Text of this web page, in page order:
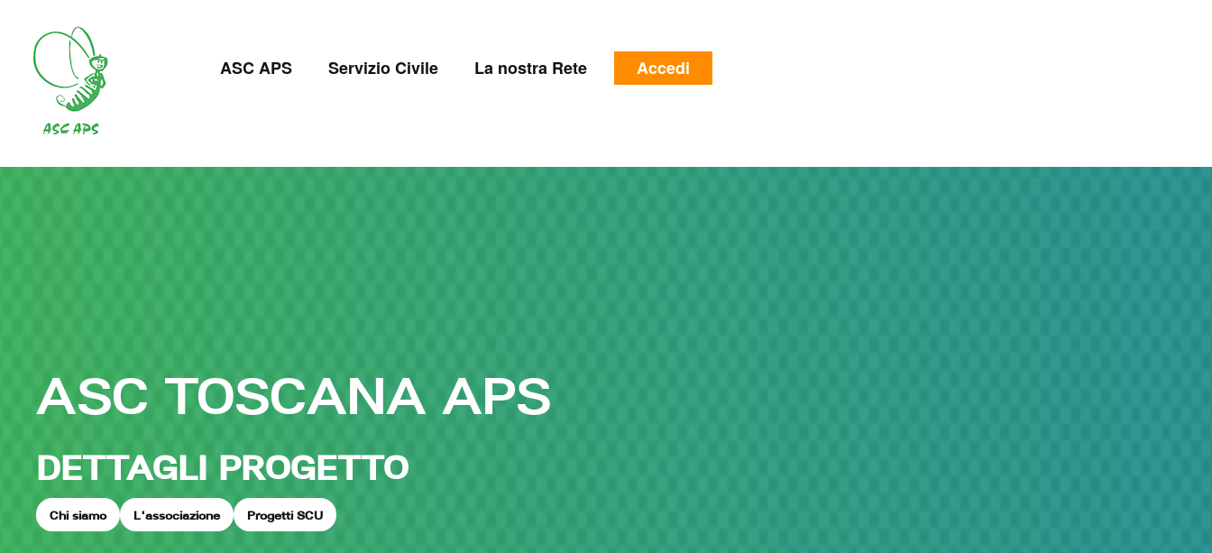
contenuto
principale
Navigazione
ASC APS Servizio Civile La nostra Rete
Menu
utente
Accedi
ASC TOSCANA APS
DETTAGLI PROGETTO
Chi siamo L'associazione Progetti SCU